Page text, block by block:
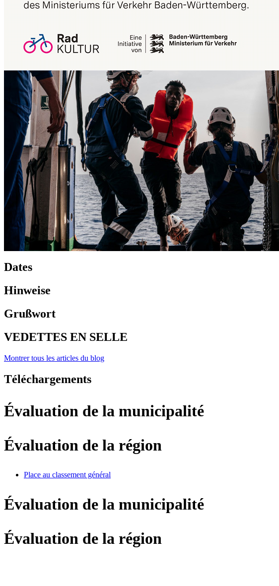
Dates
Hinweise
Grußwort
VEDETTES EN SELLE
Montrer tous les articles du blog
Téléchargements
Évaluation de la municipalité
Évaluation de la région
Place au classement général
Évaluation de la municipalité
Évaluation de la région